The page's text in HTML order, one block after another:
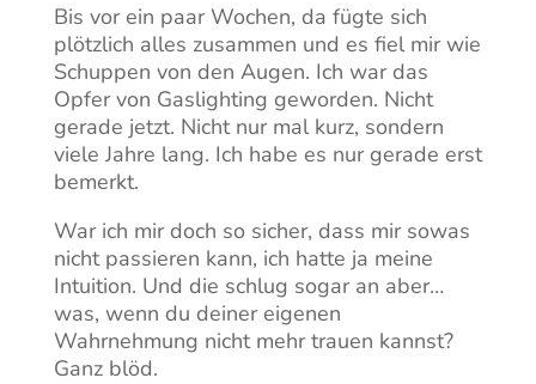
Bis vor ein paar Wochen, da fügte sich
plötzlich alles zusammen und es fiel mir wie
Schuppen von den Augen. Ich war das
Opfer von Gaslighting geworden. Nicht
gerade jetzt. Nicht nur mal kurz, sondern
viele Jahre lang. Ich habe es nur gerade erst
bemerkt.
War ich mir doch so sicher, dass mir sowas
nicht passieren kann, ich hatte ja meine
Intuition. Und die schlug sogar an aber…
was, wenn du deiner eigenen
Wahrnehmung nicht mehr trauen kannst?
Ganz blöd.